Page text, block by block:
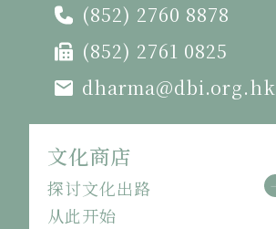
(852) 2760 8878
(852) 2761 0825
dharma@dbi.org.hk
文化商店
探讨文化出路
从此开始